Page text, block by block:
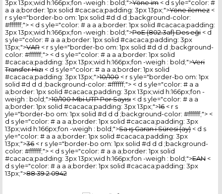
3px 13px;wid h:166px;fon -weigh : bold;">Yöne im < d s yle="color: #
a a a;border: 1px solid #cacaca;padding: 3px 13px;">Yöne ilemez <
r s yle="border-bo om: 1px solid #d d d ;background-color:
#ffffff;"> < d s yle="color: # a a a;border: 1px solid #cacaca;padding:
3px 13px;wid h:166px;fon -weigh : bold;">PoE (802.3af) Des eği < d
s yle="color: # a a a;border: 1px solid #cacaca;padding: 3px
13px;">VAR < r s yle="border-bo om: 1px solid #d d d ;background-
color: #ffffff;"> < d s yle="color: # a a a;border: 1px solid
#cacaca;padding: 3px 13px;wid h:166px;fon -weigh : bold;">Veri
Transfer Hızı < d s yle="color: # a a a;border: 1px solid
#cacaca;padding: 3px 13px;">10/100 < r s yle="border-bo om: 1px
solid #d d d ;background-color: #ffffff;"> < d s yle="color: # a a
a;border: 1px solid #cacaca;padding: 3px 13px;wid h:166px;fon -
weigh : bold;">10/100 Mbi UTP Por Sayısı < d s yle="color: # a a
a;border: 1px solid #cacaca;padding: 3px 13px;">16 < r s
yle="border-bo om: 1px solid #d d d ;background-color: #ffffff;"> <
d s yle="color: # a a a;border: 1px solid #cacaca;padding: 3px
13px;wid h:166px;fon -weigh : bold;">Sa ış Garan i Süresi (ay) < d s
yle="color: # a a a;border: 1px solid #cacaca;padding: 3px
13px;">36 < r s yle="border-bo om: 1px solid #d d d ;background-
color: #ffffff;"> < d s yle="color: # a a a;border: 1px solid
#cacaca;padding: 3px 13px;wid h:166px;fon -weigh : bold;">EAN <
d s yle="color: # a a a;border: 1px solid #cacaca;padding: 3px
13px;">88 39 2 0942